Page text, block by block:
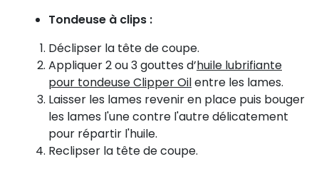
Tondeuse à clips :
Déclipser la tête de coupe.
Appliquer 2 ou 3 gouttes d’huile lubrifiante
pour tondeuse Clipper Oilentre les lames.
Laisser les lames revenir en place puis bouger
les lames l'une contre l'autre délicatement
pour répartir l'huile.
Reclipser la tête de coupe.